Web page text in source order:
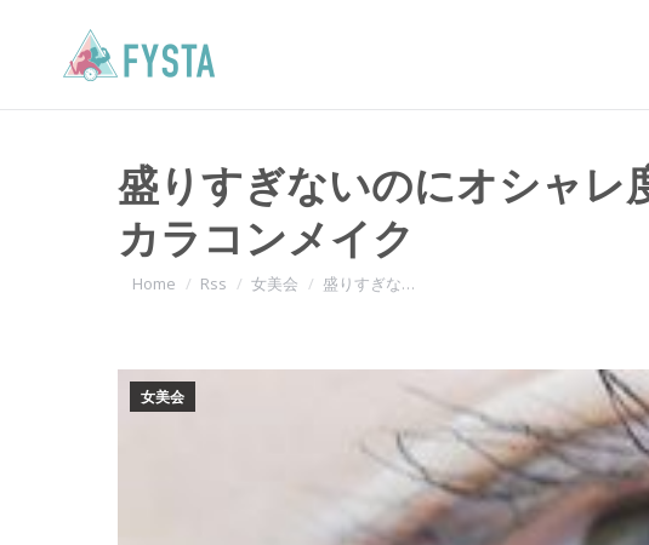
盛りすぎないのにオシャ
カラコンメイク
You are here:
Home Rss 女美会 盛りすぎな…
女美会